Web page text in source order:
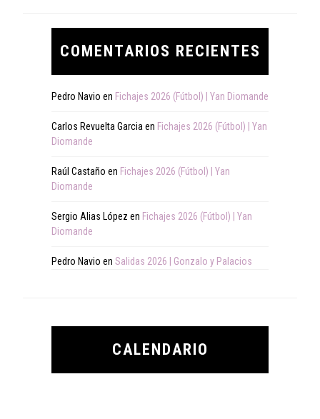
COMENTARIOS RECIENTES
Pedro Navio en Fichajes 2026 (Fútbol) | Yan Diomande
Carlos Revuelta Garcia en Fichajes 2026 (Fútbol) | Yan
Diomande
Raúl Castaño en Fichajes 2026 (Fútbol) | Yan
Diomande
Sergio Alias López en Fichajes 2026 (Fútbol) | Yan
Diomande
Pedro Navio en Salidas 2026 | Gonzalo y Palacios
CALENDARIO